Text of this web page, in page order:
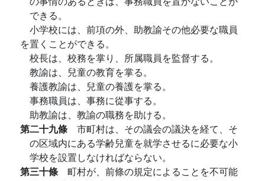
できる。
小学校には、前項の外、助教諭その他必要な職員
を置くことができる。
校長は、校務を掌り、所属職員を監督する。
教諭は、兒童の教育を掌る。
養護教諭は、兒童の養護を掌る。
事務職員は、事務に從事する。
助教諭は、教諭の職務を助ける。
第二十九條 市町村は、その議会の議決を経て、そ
の区域内にある学齢兒童を就学させるに必要な小
学校を設置しなければならない。
第三十條 町村が、前條の規定によることを不可能